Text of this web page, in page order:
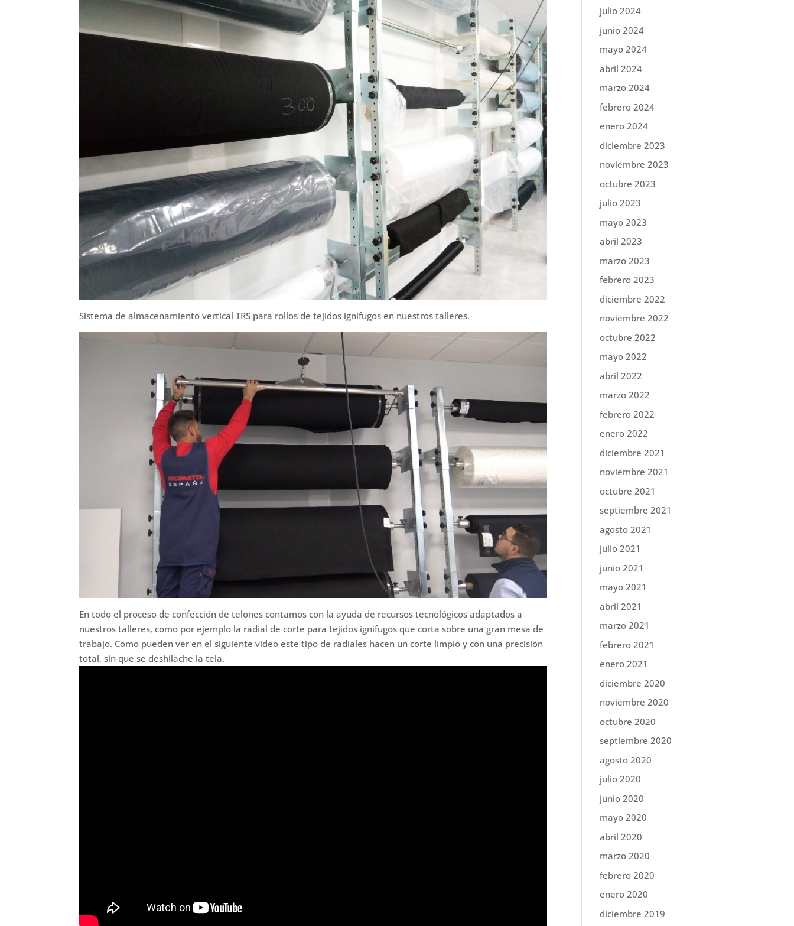
Sistema de almacenamiento vertical TRS para rollos de tejidos ignífugos en nuestros talleres.
En todo el proceso de confección de telones contamos con la ayuda de recursos tecnológicos adaptados a
nuestros talleres, como por ejemplo la radial de corte para tejidos ignífugos que corta sobre una gran mesa de
trabajo. Como pueden ver en el siguiente video este tipo de radiales hacen un corte limpio y con una precisión
total, sin que se deshilache la tela.
julio 2024
junio 2024
mayo 2024
abril 2024
marzo 2024
febrero 2024
enero 2024
diciembre 2023
noviembre 2023
octubre 2023
julio 2023
mayo 2023
abril 2023
marzo 2023
febrero 2023
diciembre 2022
noviembre 2022
octubre 2022
mayo 2022
abril 2022
marzo 2022
febrero 2022
enero 2022
diciembre 2021
noviembre 2021
octubre 2021
septiembre 2021
agosto 2021
julio 2021
junio 2021
mayo 2021
abril 2021
marzo 2021
febrero 2021
enero 2021
diciembre 2020
noviembre 2020
octubre 2020
septiembre 2020
agosto 2020
julio 2020
junio 2020
mayo 2020
abril 2020
marzo 2020
febrero 2020
enero 2020
diciembre 2019